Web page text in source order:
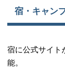
宿・キャン
宿に公式サイト
能。